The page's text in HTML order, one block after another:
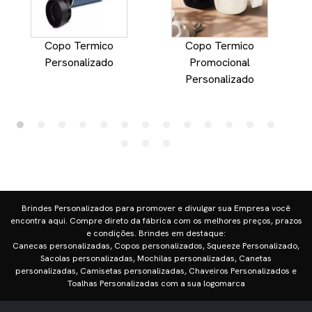
Copo Termico
Personalizado
Copo Termico
Promocional
Personalizado
Brindes Personalizados para promover e divulgar sua Empresa você
encontra aqui. Compre direto da fábrica com os melhores preços, prazos
e condições. Brindes em destaque:
Canecas personalizadas, Copos personalizados, Squeeze Personalizado,
Sacolas personalizadas, Mochilas personalizadas, Canetas
personalizadas, Camisetas personalizadas, Chaveiros Personalizados e
Toalhas Personalizadas com a sua logomarca